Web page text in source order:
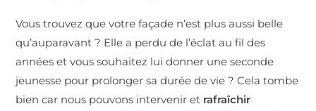
Vous trouvez que votre façade n’est plus aussi belle
qu’auparavant ? Elle a perdu de l’éclat au fil des
années et vous souhaitez lui donner une seconde
jeunesse pour prolonger sa durée de vie ? Cela tombe
bien car nous pouvons intervenir et rafraîchir